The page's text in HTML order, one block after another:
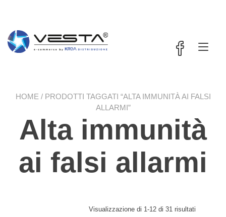
HOME / PRODOTTI TAGGATI “ALTA IMMUNITÀ AI FALSI
ALLARMI”
Alta immunità
ai falsi allarmi
Visualizzazione di 1-12 di 31 risultati